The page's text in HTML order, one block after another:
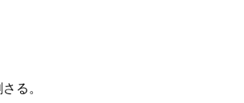
る。